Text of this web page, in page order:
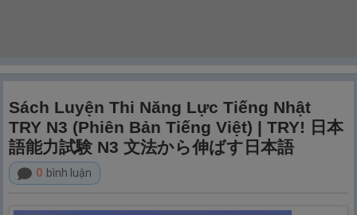
Sách Luyện Thi Năng Lực Tiếng Nhật
TRY N3 (Phiên Bản Tiếng Việt) | TRY! 日本
語能力試験 N3 文法から伸ばす日本語
0 bình luận